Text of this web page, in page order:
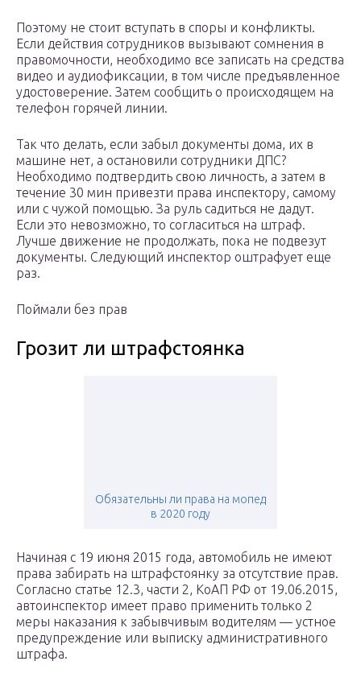
Поэтому не стоит вступать в споры и конфликты.
Если действия сотрудников вызывают сомнения в
правомочности, необходимо все записать на средства
видео и аудиофиксации, в том числе предъявленное
удостоверение. Затем сообщить о происходящем на
телефон горячей линии.
Так что делать, если забыл документы дома, их в
машине нет, а остановили сотрудники ДПС?
Необходимо подтвердить свою личность, а затем в
течение 30 мин привезти права инспектору, самому
или с чужой помощью. За руль садиться не дадут.
Если это невозможно, то согласиться на штраф.
Лучше движение не продолжать, пока не подвезут
документы. Следующий инспектор оштрафует еще
раз.
Поймали без прав
Грозит ли штрафстоянка
Обязательны ли права на мопед
в 2020 году
Начиная с 19 июня 2015 года, автомобиль не имеют
права забирать на штрафстоянку за отсутствие прав.
Согласно статье 12.3, части 2, КоАП РФ от 19.06.2015,
автоинспектор имеет право применить только 2
меры наказания к забывчивым водителям — устное
предупреждение или выписку административного
штрафа.